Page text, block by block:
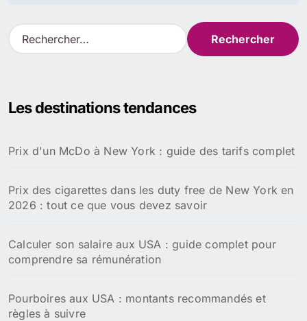
R
e
r
e
:
Les destinations tendances
Prix d'un McDo à New York : guide des tarifs complet
Prix des cigarettes dans les duty free de New York en
2026 : tout ce que vous devez savoir
Calculer son salaire aux USA : guide complet pour
comprendre sa rémunération
Pourboires aux USA : montants recommandés et
règles à suivre